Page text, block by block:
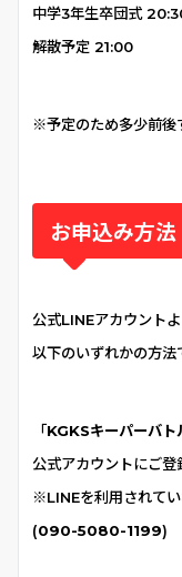
中学3年生卒団式
解散予定 21:00
※予定のため多少前
お申込み方
公式LINEアカウント
以下のいずれかの方法
「KGKSキーパーバト
公式アカウントにご登
※LINEを利用されてい
(090-5080-1199)